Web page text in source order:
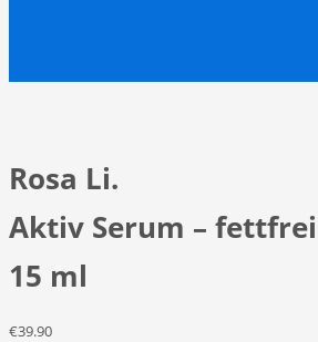
Rosa Li.
Aktiv Serum – fettfrei
15 ml
€39.90